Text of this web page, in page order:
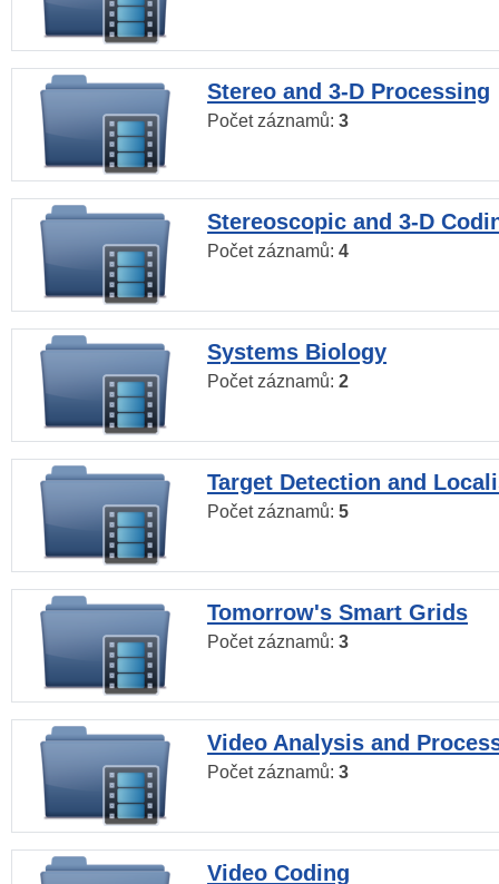
Stereo and 3-D Processing
Počet záznamů: 3
Stereoscopic and 3-D
Počet záznamů: 4
Systems Biology
Počet záznamů: 2
Target Detection and
Počet záznamů: 5
Tomorrow's Smart Grids
Počet záznamů: 3
Video Analysis and
Počet záznamů: 3
Video Coding